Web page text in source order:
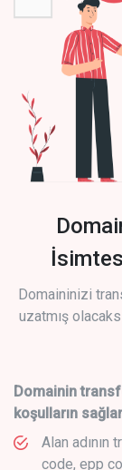
Domaininizi
uzatmış
Domainin
koşulların
Alan
code, epp